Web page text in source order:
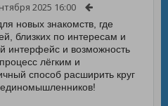
2025 16:00
новых знакомств, где
близких по интересам и
интерфейс и возможность
лёгким и
способ расширить круг